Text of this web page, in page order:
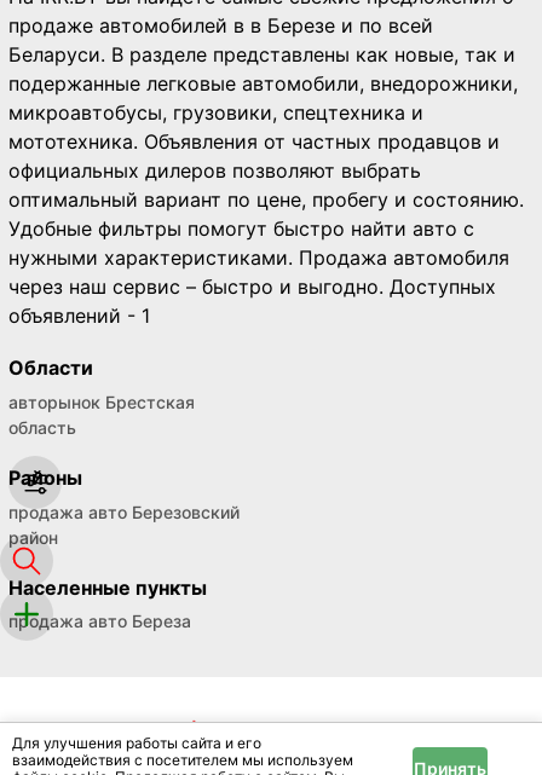
продаже автомобилей в в Березе и по всей
Беларуси. В разделе представлены как новые, так и
подержанные легковые автомобили, внедорожники,
микроавтобусы, грузовики, спецтехника и
мототехника. Объявления от частных продавцов и
официальных дилеров позволяют выбрать
оптимальный вариант по цене, пробегу и состоянию.
Удобные фильтры помогут быстро найти авто с
нужными характеристиками. Продажа автомобиля
через наш сервис – быстро и выгодно. Доступных
объявлений - 1
Области
авторынок Брестская
область
Районы
продажа авто Березовский
район
Населенные пункты
продажа авто Береза
Для улучшения работы сайта и его
взаимодействия с посетителем мы используем
Принять